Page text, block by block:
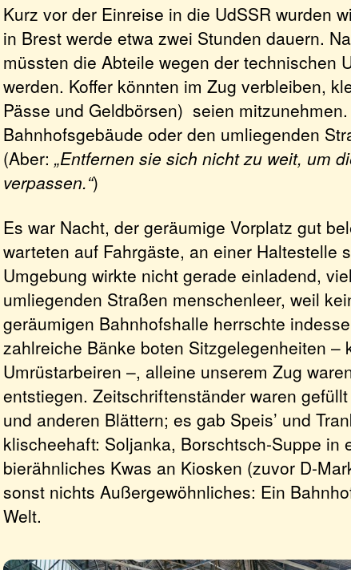
Kurz vor der Einreise in die UdSSR wurden
in Brest werde etwa zwei Stunden dauern.
müssten die Abteile wegen der technischen
werden. Koffer könnten im Zug verbleiben,
Pässe und Geldbörsen) seien
Bahnhofsgebäude oder den umliegenden
(Aber: „Entfernen sie sich nicht zu weit, um
verpassen.“)
Es war Nacht, der geräumige Vorplatz gut
warteten auf Fahrgäste, an einer Haltestelle
Umgebung wirkte nicht gerade einladend,
umliegenden Straßen menschenleer, weil
geräumigen Bahnhofshalle herrschte
zahlreiche Bänke boten Sitzgelegenheiten –
Umrüstarbeiren –, alleine unserem Zug
entstiegen. Zeitschriftenständer waren gefüllt
und anderen Blättern; es gab Speis’ und
klischeehaft: Soljanka, Borschtsch-Suppe in
bierähnliches Kwas an Kiosken (zuvor D-
sonst nichts Außergewöhnliches: Ein
Welt.